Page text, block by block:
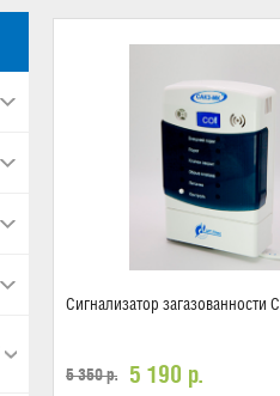
Сигнализатор загазованности
5 350р. 5 190 р.